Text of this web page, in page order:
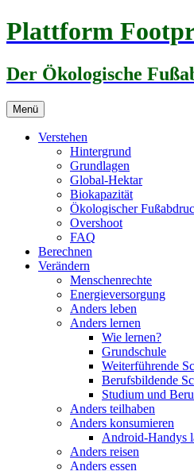
Zum
Inhalt
Plattform
Der Ökologische
Menü
Verstehen
Hintergrund
Grundlagen
Global-Hektar
Biokapazität
Ökologischer
Overshoot
FAQ
Berechnen
Verändern
Menschenrechte
Energieversorgung
Anders leben
Anders lernen
Wie lernen?
Grundschule
Weiterführende
Berufsbildende
Studium und
Anders teilhaben
Anders konsumieren
Android-Handys
Anders reisen
Anders essen